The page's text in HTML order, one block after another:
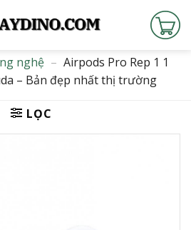
nghệ – Airpods Pro Rep 1 1
– Bản đẹp nhất thị trường
LỌC